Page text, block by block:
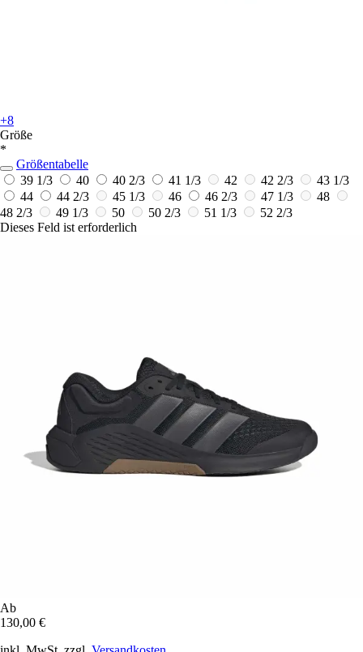
+8
Größe
*
Größentabelle
39 1/3
40 40 2/3 41 1/3 42 42 2/3
43 1/3
44
44 2/3 45 1/3 46 46 2/3 47 1/3
48
48 2/3
49 1/3 50 50 2/3 51 1/3
52 2/3
Dieses Feld ist erforderlich
Ab
130,00 €